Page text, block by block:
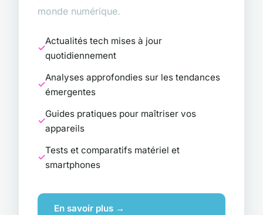
monde numérique.
Actualités tech mises à jour
quotidiennement
Analyses approfondies sur les tendances
émergentes
Guides pratiques pour maîtriser vos
appareils
Tests et comparatifs matériel et
smartphones
En savoir plus →